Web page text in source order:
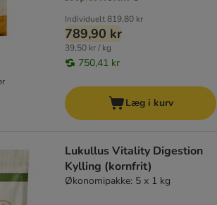
Individuelt819,80 kr
789,90 kr
39,50 kr / kg
750,41 kr
Læg i kurv
Lukullus Vitality Digestion
Kylling (kornfrit)
Økonomipakke: 5 x 1 kg